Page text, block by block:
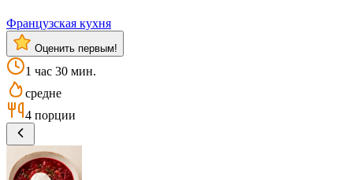
Французская кухня
Оценить первым!
1 час 30 мин.
средне
4 порции